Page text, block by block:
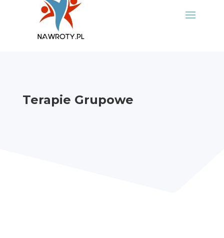
Terapie Grupowe